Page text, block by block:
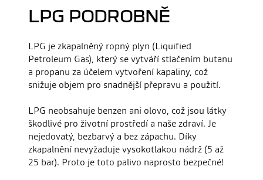
LPG PODROBNĚ
LPG je zkapalněný ropný plyn (Liquified
Petroleum Gas), který se vytváří stlačením butanu
a propanu za účelem vytvoření kapaliny, což
snižuje objem pro snadnější přepravu a použití.
LPG neobsahuje benzen ani olovo, což jsou látky
škodlivé pro životní prostředí a naše zdraví. Je
nejedovatý, bezbarvý a bez zápachu. Díky
zkapalnění nevyžaduje vysokotlakou nádrž (5 až
25 bar). Proto je toto palivo naprosto bezpečné!